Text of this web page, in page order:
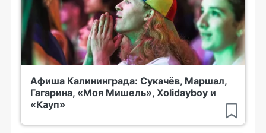
Афиша Калининграда: Сукачёв, Маршал,
Гагарина, «Моя Мишель», Xolidayboy и
«Кауп»